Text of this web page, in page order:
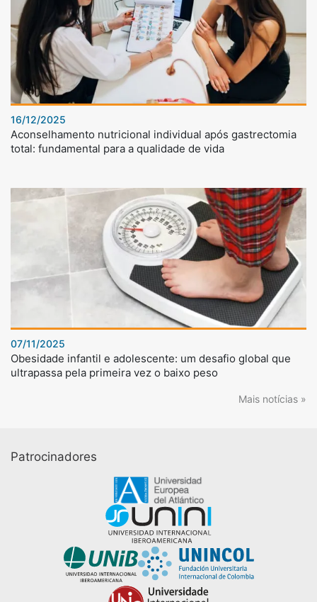
16/12/2025
Aconselhamento nutricional individual após gastrectomia
total: fundamental para a qualidade de vida
07/11/2025
Obesidade infantil e adolescente: um desafio global que
ultrapassa pela primeira vez o baixo peso
Mais notícias »
Patrocinadores